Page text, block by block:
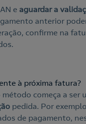
e aguardar a
anterior
confirme na
à próxima fatura?
começa a ser
pedida. Por
de pagamento,